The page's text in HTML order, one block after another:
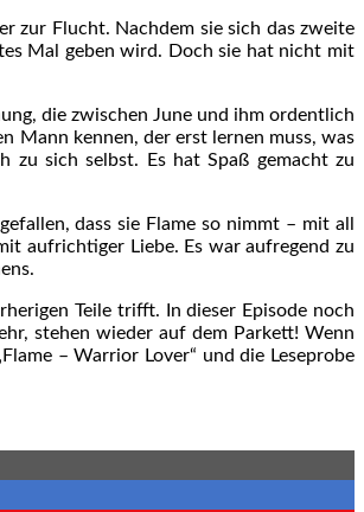
zur Flucht. Nachdem sie sich das zweite
Mal geben wird. Doch sie hat nicht mit
die zwischen June und ihm ordentlich
Mann kennen, der erst lernen muss, was
zu sich selbst. Es hat Spaß gemacht zu
dass sie Flame so nimmt – mit all
aufrichtiger Liebe. Es war aufregend zu
Teile trifft. In dieser Episode noch
stehen wieder auf dem Parkett! Wenn
– Warrior Lover“ und die Leseprobe